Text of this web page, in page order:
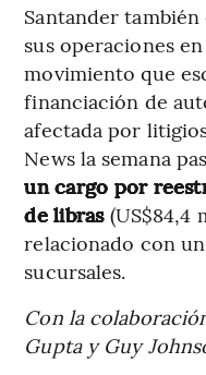
Santander
sus operaciones
movimiento que
financiación de
afectada por
News la semana
un cargo por
de libras (US$84,4
relacionado con
sucursales.
Con la
Gupta y Guy